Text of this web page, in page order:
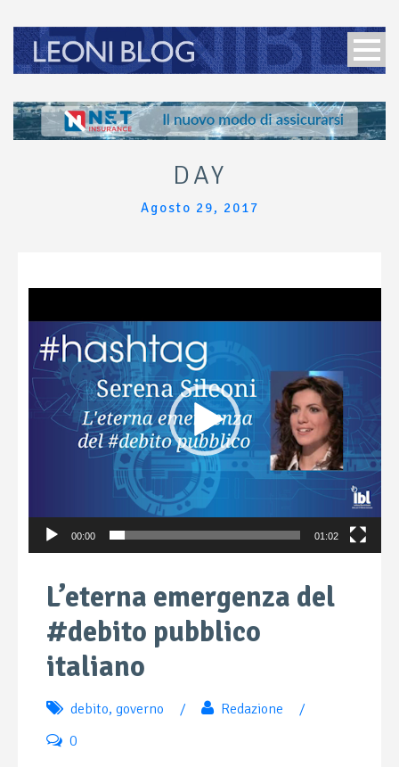
DAY
Agosto 29, 2017
00:00 01:02
L’eterna emergenza del
#debito pubblico
italiano
debito, governo / Redazione
/
0